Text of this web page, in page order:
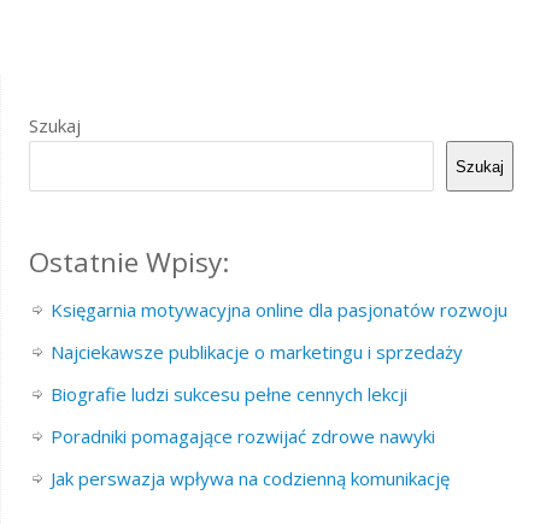
Szukaj
Szukaj
Ostatnie Wpisy:
Księgarnia motywacyjna online dla pasjonatów rozwoju
Najciekawsze publikacje o marketingu i sprzedaży
Biografie ludzi sukcesu pełne cennych lekcji
Poradniki pomagające rozwijać zdrowe nawyki
Jak perswazja wpływa na codzienną komunikację